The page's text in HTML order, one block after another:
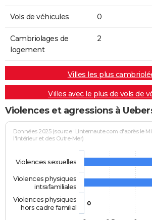
Vols de véhicules 0
Cambriolages de
logement
2
Villes les plus
Villes avec le plus de vols de
Violences et agressions à
Données 2025 (source : Linternaute.com d'après le
l'Intérieur et des Outre-Mer)
0
Violences sexuelles
Violences physiques
intrafamiliales
Violences physiques
hors cadre familial